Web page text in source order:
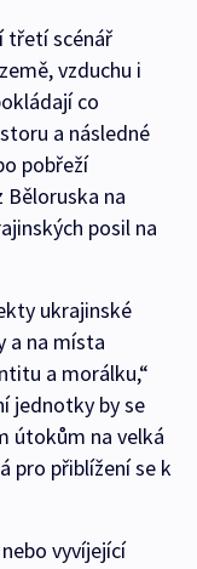
třetí scénář
vzduchu i
co
a následné
pobřeží
Běloruska na
posil na
ukrajinské
a na místa
a morálku,“
jednotky by se
útokům na velká
pro přiblížení se k
vyvíjející